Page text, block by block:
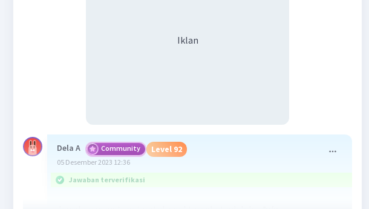
Iklan
Dela A Community Level 92
05 Desember 2023 12:36
Jawaban terverifikasi